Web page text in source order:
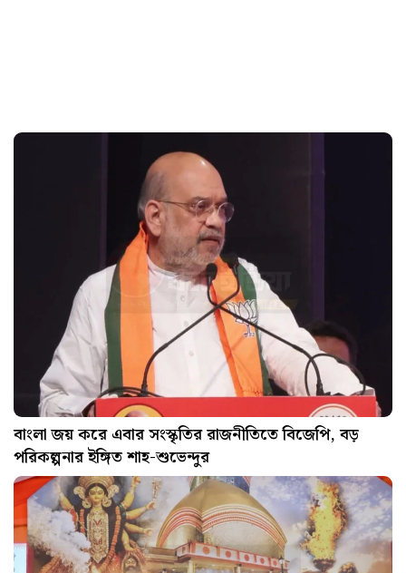
বাংলা জয় করে এবার সংস্কৃতির রাজনীতিতে বিজেপি, বড়
পরিকল্পনার ইঙ্গিত শাহ-শুভেন্দুর